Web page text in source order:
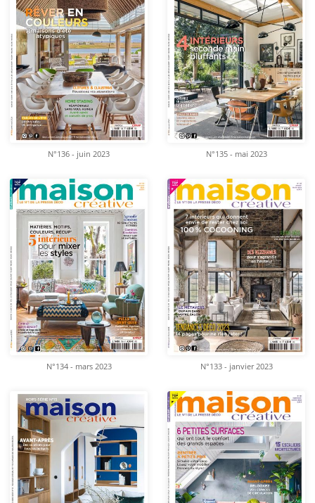
N°136 - juin 2023 N°135 - mai 2023
N°134 - mars 2023 N°133 - janvier 2023